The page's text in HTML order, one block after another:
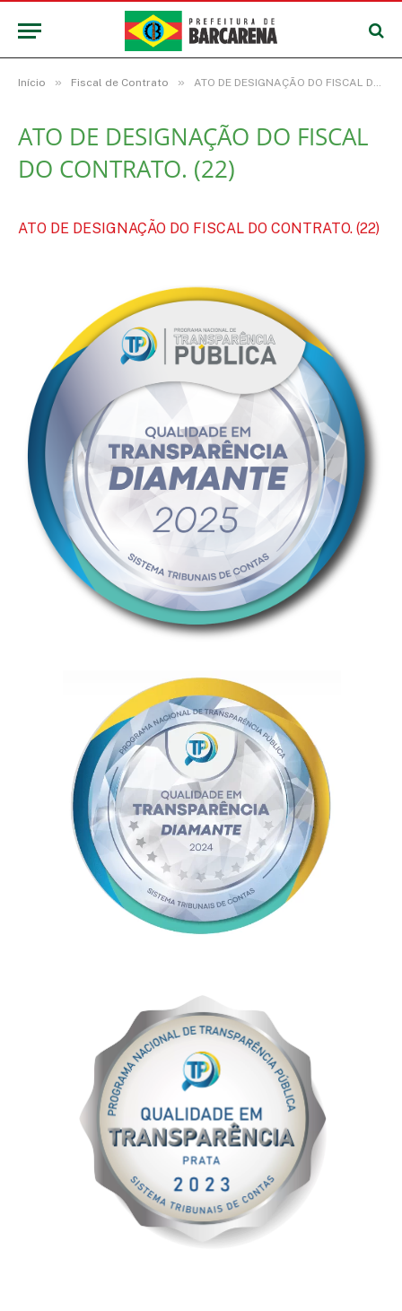
Início » Fiscal de Contrato » ATO DE DESIGNAÇÃO DO FISCAL DO CONTRATO. (22)
ATO DE DESIGNAÇÃO DO FISCAL
DO CONTRATO. (22)
ATO DE DESIGNAÇÃO DO FISCAL DO CONTRATO. (22)